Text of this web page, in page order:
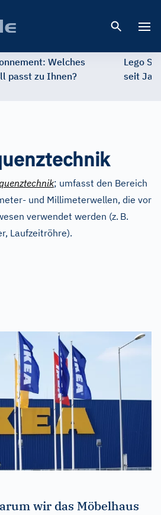
Welches
passt zu Ihnen?
Lego
seit
; umfasst den Bereich
und Millimeterwellen, die vor
verwendet werden (z. B.
Laufzeitröhre).
wir das Möbelhaus